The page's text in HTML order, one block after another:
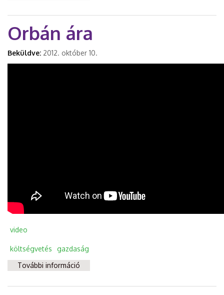
Orbán ára
Beküldve: 2012. október 10.
video
költségvetés
gazdaság
További információ